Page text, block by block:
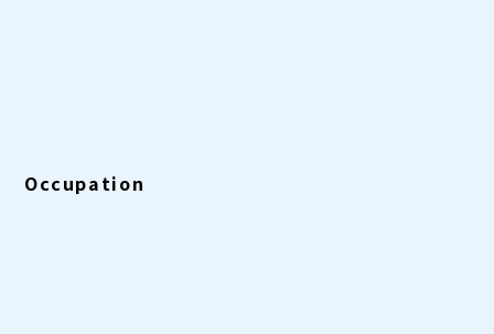
Occupation